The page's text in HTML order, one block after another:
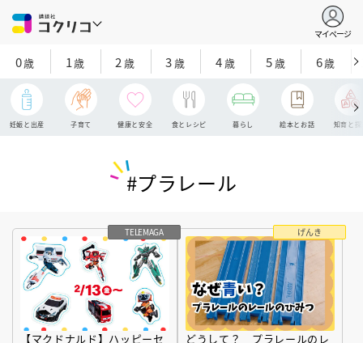
マイページ
0歳 1歳 2 歳 3歳 4歳 5歳 6歳
妊娠と出産 子育て 健康と安全 食とレシピ 暮らし 絵本とお話 知育と探
#プラレール
TELEMAGA
【マクドナルド】ハッピーセ
げんき
どうして？ プラレールのレ